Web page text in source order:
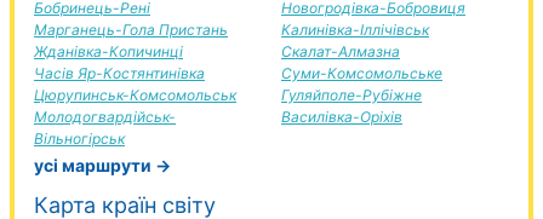
Бобринець-Рені
Марганець-Гола Пристань
Жданівка-Копичинці
Часів Яр-Костянтинівка
Цюрупинськ-Комсомольськ
Молодогвардійськ-
Вільногірськ
Новогродівка-Бобровиця
Калинівка-Іллічівськ
Скалат-Алмазна
Суми-Комсомольське
Гуляйполе-Рубіжне
Василівка-Оріхів
усі маршрути →
Карта країн світу